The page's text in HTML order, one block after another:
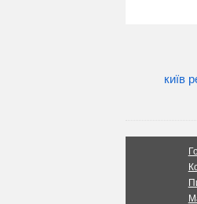
київ